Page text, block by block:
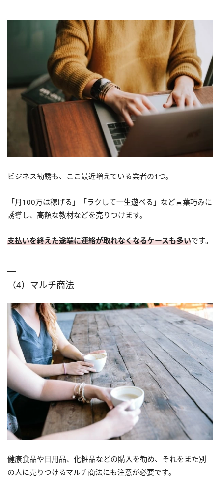
ビジネス勧誘も、ここ最近増えている業者の1つ。
「月100万は稼げる」「ラクして一生遊べる」など言葉巧みに
誘導し、高額な教材などを売りつけます。
支払いを終えた途端に連絡が取れなくなるケースも多いです。
（4）マルチ商法
健康食品や日用品、化粧品などの購入を勧め、それをまた別
の人に売りつけるマルチ商法にも注意が必要です。